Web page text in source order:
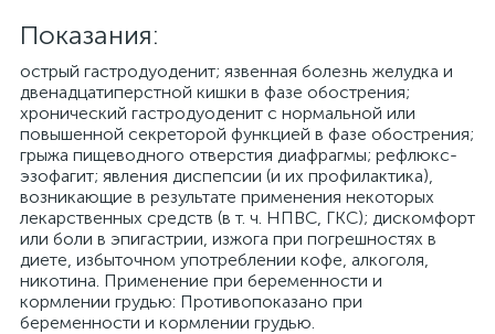
Показания:
острый гастродуоденит; язвенная болезнь желудка и
двенадцатиперстной кишки в фазе обострения;
хронический гастродуоденит с нормальной или
повышенной секреторой функцией в фазе обострения;
грыжа пищеводного отверстия диафрагмы; рефлюкс-
эзофагит; явления диспепсии (и их профилактика),
возникающие в результате применения некоторых
лекарственных средств (в т. ч. НПВС, ГКС); дискомфорт
или боли в эпигастрии, изжога при погрешностях в
диете, избыточном употреблении кофе, алкоголя,
никотина. Применение при беременности и
кормлении грудью: Противопоказано при
беременности и кормлении грудью.